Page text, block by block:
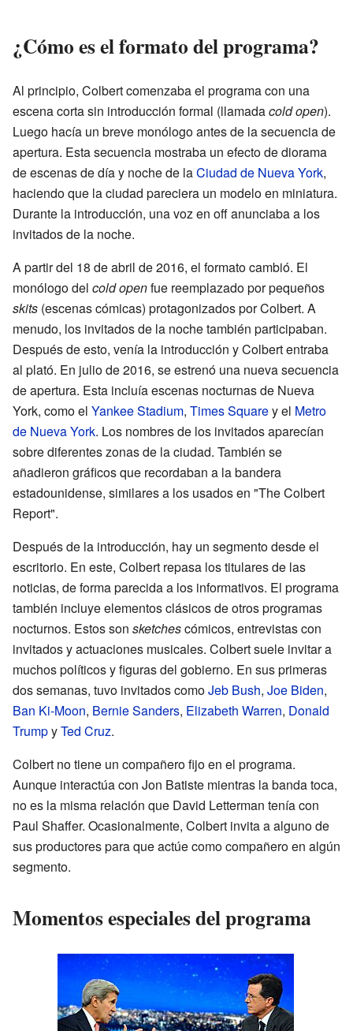
¿Cómo es el formato del programa?
Al principio, Colbert comenzaba el programa con una
escena corta sin introducción formal (llamadacold open).
Luego hacía un breve monólogo antes de la secuencia de
apertura. Esta secuencia mostraba un efecto de diorama
de escenas de día y noche de laCiudad de Nueva York,
haciendo que la ciudad pareciera un modelo en miniatura.
Durante la introducción, una voz en off anunciaba a los
invitados de la noche.
A partir del 18 de abril de 2016, el formato cambió. El
monólogo del cold openfue reemplazado por pequeños
skits (escenas cómicas) protagonizados por Colbert. A
menudo, los invitados de la noche también participaban.
Después de esto, venía la introducción y Colbert entraba
al plató. En julio de 2016, se estrenó una nueva secuencia
de apertura. Esta incluía escenas nocturnas de Nueva
York, como el Yankee Stadium, Times Squarey el Metro
de Nueva York. Los nombres de los invitados aparecían
sobre diferentes zonas de la ciudad. También se
añadieron gráficos que recordaban a la bandera
estadounidense, similares a los usados en "The Colbert
Report".
Después de la introducción, hay un segmento desde el
escritorio. En este, Colbert repasa los titulares de las
noticias, de forma parecida a los informativos. El programa
también incluye elementos clásicos de otros programas
nocturnos. Estos son sketchescómicos, entrevistas con
invitados y actuaciones musicales. Colbert suele invitar a
muchos políticos y figuras del gobierno. En sus primeras
dos semanas, tuvo invitados comoJeb Bush, Joe Biden,
Ban Ki-Moon, Bernie Sanders, Elizabeth Warren, Donald
TrumpyTed Cruz.
Colbert no tiene un compañero fijo en el programa.
Aunque interactúa con Jon Batiste mientras la banda toca,
no es la misma relación que David Letterman tenía con
Paul Shaffer. Ocasionalmente, Colbert invita a alguno de
sus productores para que actúe como compañero en algún
segmento.
Momentos especiales del programa